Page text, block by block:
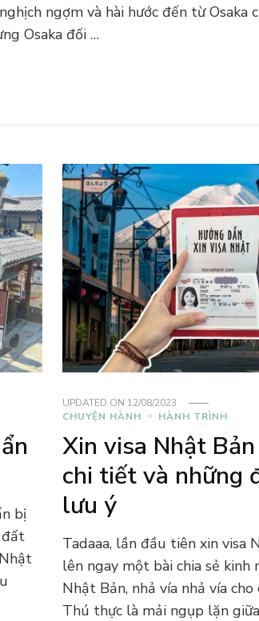
ngợm và hài hước đến từ Osaka
Osaka đối …
bị
đất
UPDATED ON 12/08/2023
CHUYỆN HÀNH
HÀNH TRÌNH
Xin visa Nhật
chi tiết và những
lưu ý
Tadaaa, lần đầu tiên xin visa
lên ngay một bài chia sẻ kinh
Nhật Bản, nhả vía nhả vía cho
Thú thực là mải ngụp lặn